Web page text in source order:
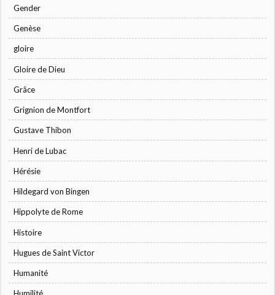
Gender
Genèse
gloire
Gloire de Dieu
Grâce
Grignion de Montfort
Gustave Thibon
Henri de Lubac
Hérésie
Hildegard von Bingen
Hippolyte de Rome
Histoire
Hugues de Saint Victor
Humanité